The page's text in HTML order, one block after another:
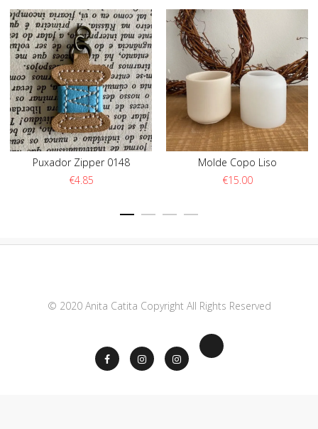
Puxador Zipper 0148
€4.85
Molde Copo Liso
€15.00
© 2020 Anita Catita Copyright All Rights Reserved